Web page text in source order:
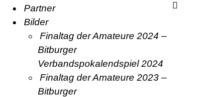
Partner
Bilder
Finaltag der Amateure 2024 –
Bitburger
Verbandspokalendspiel 2024
Finaltag der Amateure 2023 –
Bitburger